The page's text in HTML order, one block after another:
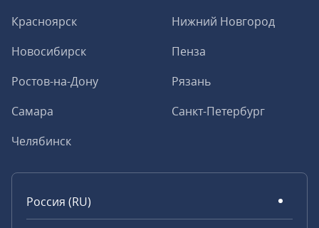
Красноярск
Нижний Новгород
Новосибирск
Пенза
Ростов-на-Дону
Рязань
Самара
Санкт-Петербург
Челябинск
Россия (RU)